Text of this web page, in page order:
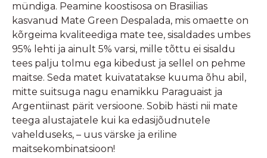
mündiga. Peamine koostisosa on Brasiilias
kasvanud Mate Green Despalada, mis omaette on
kõrgeima kvaliteediga mate tee, sisaldades umbes
95% lehti ja ainult 5% varsi, mille tõttu ei sisaldu
tees palju tolmu ega kibedust ja sellel on pehme
maitse. Seda matet kuivatatakse kuuma õhu abil,
mitte suitsuga nagu enamikku Paraguaist ja
Argentiinast pärit versioone. Sobib hästi nii mate
teega alustajatele kui ka edasijõudnutele
vahelduseks, – uus värske ja eriline
maitsekombinatsioon!